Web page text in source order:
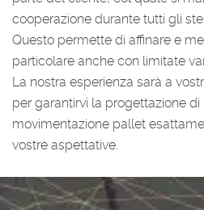
cooperazione durante tutti gli
Questo permette di affinare e
particolare anche con limitate
La nostra esperienza sarà a
per garantirvi la progettazione
movimentazione pallet
vostre aspettative.